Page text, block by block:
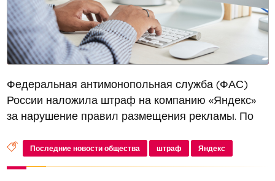
Федеральная антимонопольная служба (ФАС)
России наложила штраф на компанию «Яндекс»
за нарушение правил размещения рекламы. По
была оштрафована за рекламу услуг по
написанию студенческих работ, что противор...
Последние новости общества штраф Яндекс